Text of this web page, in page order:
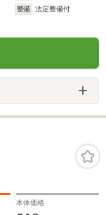
整備
法定整備付
本体価格